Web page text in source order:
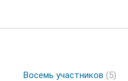
Восемь участников (5)